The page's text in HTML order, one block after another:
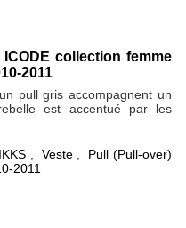
collection femme
2011
pull gris accompagnent un
est accentué par les
IKKS, Veste, Pull (Pull-over)
2011